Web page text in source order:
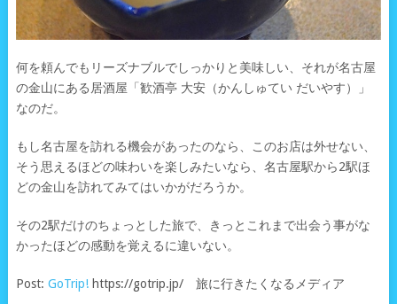
何を頼んでもリーズナブルでしっかりと美味しい、それが名古屋
の金山にある居酒屋「歓酒亭 大安（かんしゅてい だいやす）」
なのだ。
もし名古屋を訪れる機会があったのなら、このお店は外せない、
そう思えるほどの味わいを楽しみたいなら、名古屋駅から2駅ほ
どの金山を訪れてみてはいかがだろうか。
その2駅だけのちょっとした旅で、きっとこれまで出会う事がな
かったほどの感動を覚えるに違いない。
Post: GoTrip!https://gotrip.jp/ 旅に行きたくなるメディア